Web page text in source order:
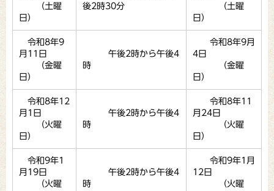
（土曜
日）
後2時30分
（土曜
日）
令和8年9
月11日
（金曜
日）
午後2時から午後4
時
令和8年9月
4日
（金曜
日）
令和8年12
月1日
（火曜
日）
午後2時から午後4
時
令和8年11
月24日
（火曜
日）
令和9年1
月19日
（火曜
午後2時から午後4
時
令和9年1月
12日
（火曜